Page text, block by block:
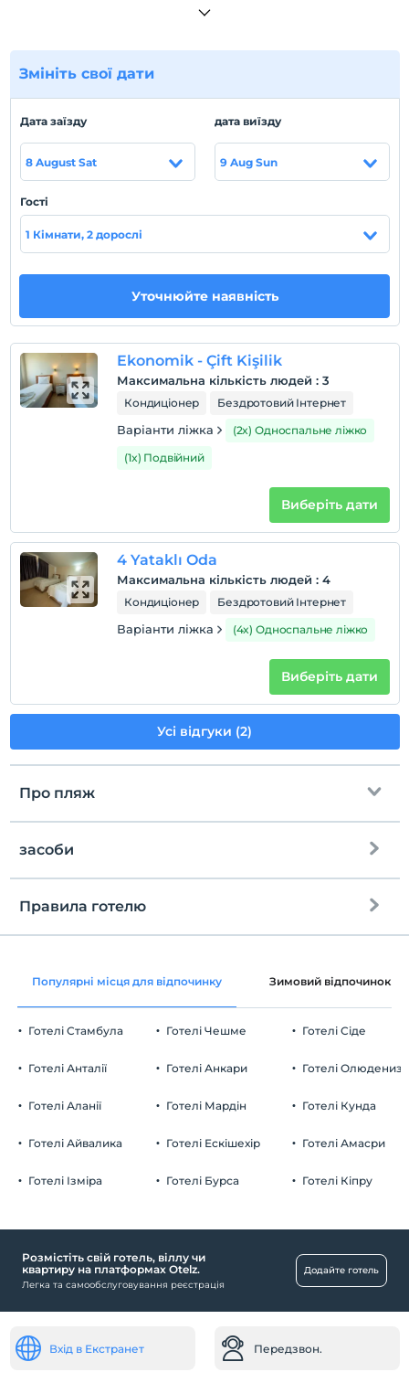
Gece Gündüz Otel Çiftlik Fethiye'de konumlanmaktadır.
Ölüdeniz'e 17 km mesafededir.
пляж
Çalış Plajı'na 200 m mesafedir.
карті
En erken saat 13:00 ve sonrası
Перевірити
Останній 12:00 і раніше
домашня тварина
кімнати для некурців
Плата за дітей віком до 0 не стягується
1 дітей віком до 6 за номер не стягується
Змініть свої дати
Дата заїзду
8 August Sat
дата виїзду
9 Aug Sun
Гості
1 Кімнати, 2 дорослі
Уточнюйте наявність
Ekonomik - Çift Kişilik
Максимальна кількість людей : 3
Кондиціонер Бездротовий Інтернет
Варіанти ліжка
(2x) Односпальне ліжко
(1x) Подвійний
Виберіть дати
4 Yataklı Oda
Максимальна кількість людей : 4
Кондиціонер Бездротовий Інтернет
Варіанти ліжка (4x) Односпальне ліжко
Виберіть дати
Усі відгуки (2)
Про пляж
гальковий пляж
засоби
Загальні зони та всі кімнати
Парковка
Безкоштовно Громадська автостоянка
Басейн
Відкритий басейн (сезонний)
саду
Правила готелю
перевірь
Перевірити
Останній 12:00 і раніше
домашня тварина
Плата за дітей віком до 0 не стягується
Популярні місця для відпочинку Зимовий відпочинок
Готелі Стамбула
Готелі Анталії
Готелі Аланії
Готелі Айвалика
Готелі Ізміра
Готелі Чешме
Готелі Анкари
Готелі Мардін
Готелі Ескішехір
Готелі Бурса
Готелі Сіде
Готелі Олюдениза
Готелі Кунда
Готелі Амасри
Готелі Кіпру
Розмістіть свій готель, віллу чи
квартиру на платформах Otelz.
Легка та самообслуговування реєстрація
Додайте готель
Вхід в Екстранет Передзвон.